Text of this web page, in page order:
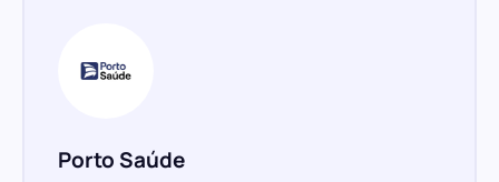
Porto Saúde